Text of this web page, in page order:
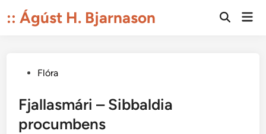
to:: Ágúst H. Bjarnason
Open
PostedFlóra
Fjallasmári – Sibbaldia
procumbens